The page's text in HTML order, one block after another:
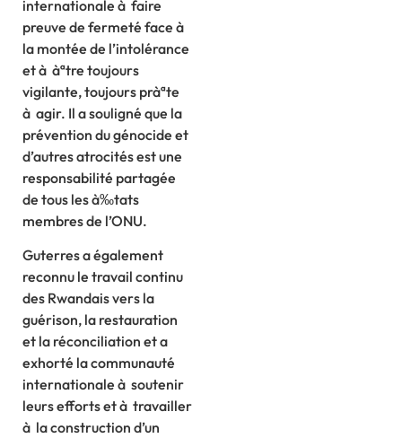
internationale à faire
preuve de fermeté face à
la montée de l’intolérance
et à àªtre toujours
vigilante, toujours pràªte
à agir. Il a souligné que la
prévention du génocide et
d’autres atrocités est une
responsabilité partagée
de tous les à‰tats
membres de l’ONU.
Guterres a également
reconnu le travail continu
des Rwandais vers la
guérison, la restauration
et la réconciliation et a
exhorté la communauté
internationale à soutenir
leurs efforts et à travailler
à la construction d’un